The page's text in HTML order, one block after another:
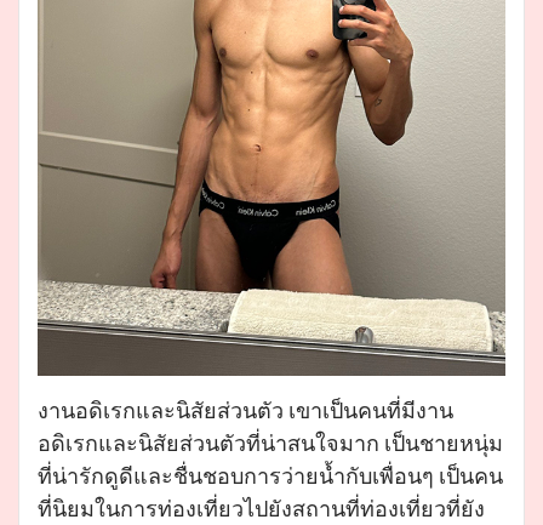
งานอดิเรกและนิสัยส่วนตัว เขาเป็นคนที่มีงาน
อดิเรกและนิสัยส่วนตัวที่น่าสนใจมาก เป็นชายหนุ่ม
ที่น่ารักดูดีและชื่นชอบการว่ายน้ำกับเพื่อนๆ เป็นคน
ที่นิยมในการท่องเที่ยวไปยังสถานที่ท่องเที่ยวที่ยัง